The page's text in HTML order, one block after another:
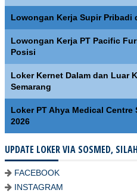
Lowongan Kerja Supir Pribadi
Lowongan Kerja PT Pacific
Posisi
Loker Kernet Dalam dan Luar
Semarang
Loker PT Ahya Medical
2026
UPDATE LOKER VIA SOSMED,
FACEBOOK
INSTAGRAM